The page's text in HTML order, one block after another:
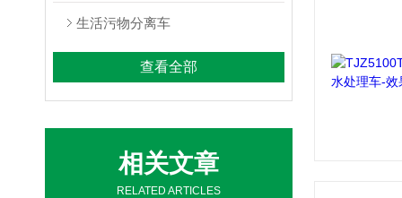
生活污物分离车
查看全部
相关文章
RELATED ARTICLES